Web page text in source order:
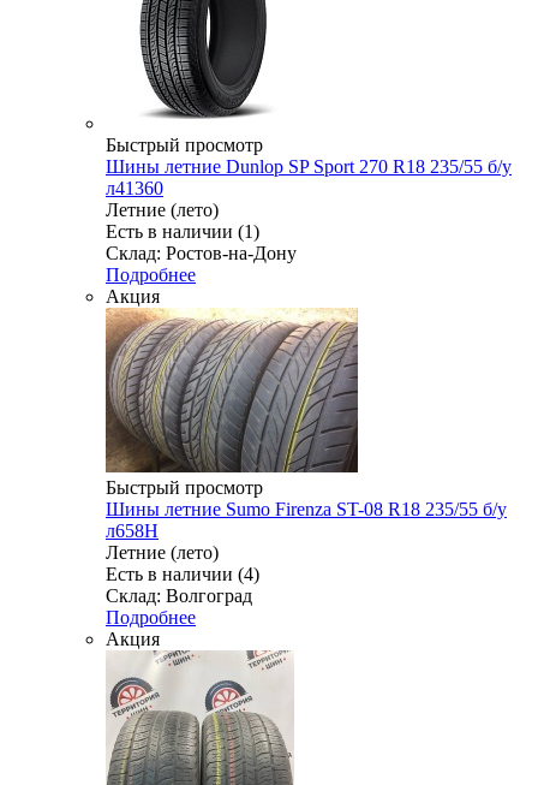
Быстрый просмотр
Шины летние Dunlop SP Sport 270 R18 235/55 б/у
л41360
Летние (лето)
Есть в наличии (1)
Склад: Ростов-на-Дону
Подробнее
Акция
Быстрый просмотр
Шины летние Sumo Firenza ST-08 R18 235/55 б/у
л658Н
Летние (лето)
Есть в наличии (4)
Склад: Волгоград
Подробнее
Акция